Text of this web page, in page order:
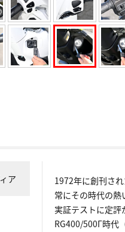
ア
1972年に創刊さ
常にその時代の熱
実証テストに定評
RG400/500Γ時代